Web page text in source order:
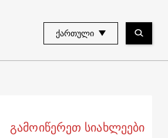
ᲥᲐᲠᲗᲣᲚᲘ
გამოიწერეთ სიახლეები